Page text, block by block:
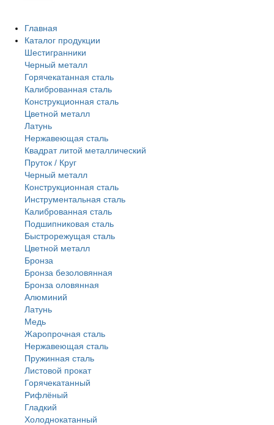
Главная
Каталог продукции
Шестигранники
Черный металл
Горячекатанная сталь
Калиброванная сталь
Конструкционная сталь
Цветной металл
Латунь
Нержавеющая сталь
Квадрат литой металлический
Пруток / Круг
Черный металл
Конструкционная сталь
Инструментальная сталь
Калиброванная сталь
Подшипниковая сталь
Быстрорежущая сталь
Цветной металл
Бронза
Бронза безоловянная
Бронза оловянная
Алюминий
Латунь
Медь
Жаропрочная сталь
Нержавеющая сталь
Пружинная сталь
Листовой прокат
Горячекатанный
Рифлёный
Гладкий
Холоднокатанный